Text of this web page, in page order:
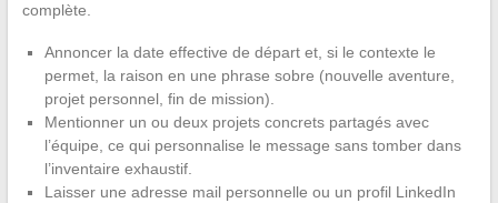
complète.
Annoncer la date effective de départ et, si le contexte le
permet, la raison en une phrase sobre (nouvelle aventure,
projet personnel, fin de mission).
Mentionner un ou deux projets concrets partagés avec
l’équipe, ce qui personnalise le message sans tomber dans
l’inventaire exhaustif.
Laisser une adresse mail personnelle ou un profil LinkedIn